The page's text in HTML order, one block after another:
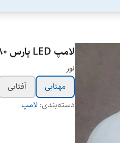
لامپ LED پارس ۸۰ وات مهتابی
نور
مهتابی
آفتابی
دسته‌بندی: لامپ